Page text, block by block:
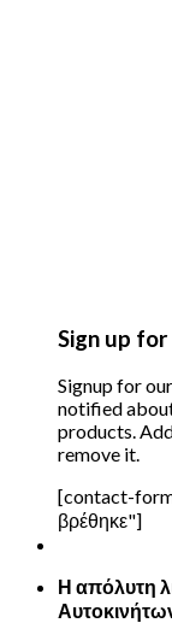
Sign up
Signup for
notified
products.
remove it.
[contact-
βρέθηκε"]
Η απόλυτη